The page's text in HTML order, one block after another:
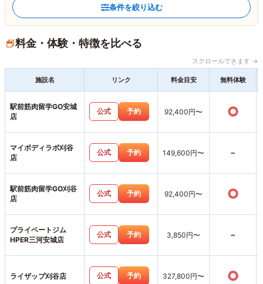
条件を絞り込む
料金・体験・特徴を比べる
スクロールできます →
施設名 リンク 料金目安 無料体験
駅前筋肉留学GO安城
店
公式 予約 92,400円〜 ○
マイボディラボ刈谷
店
公式 予約 149,600円〜 -
駅前筋肉留学GO刈谷
店
公式 予約 92,400円〜 ○
プライベートジム
HPER三河安城店
公式 予約 3,850円〜 -
ライザップ刈谷店 公式 予約 327,800円〜 ○